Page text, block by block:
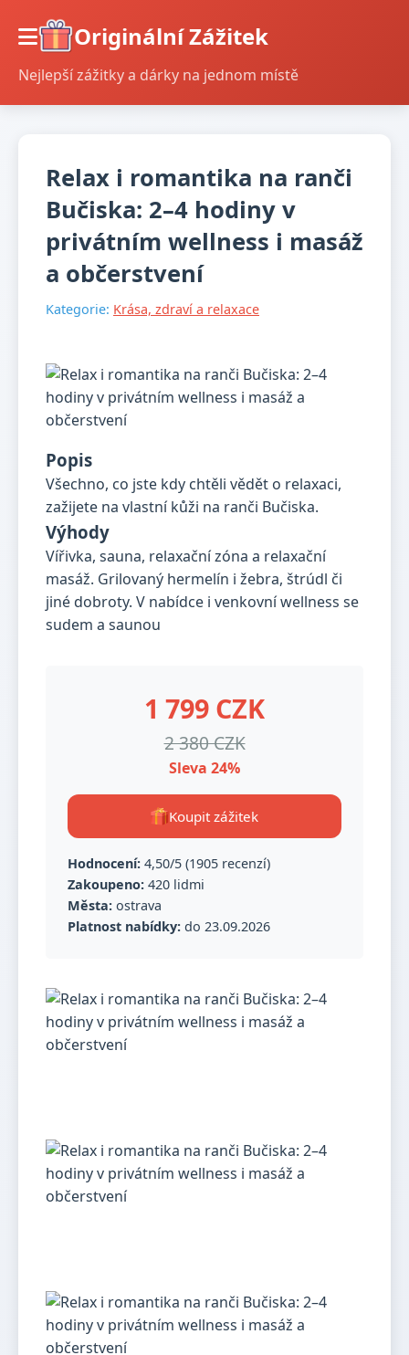
Originální Zážitek
Nejlepší zážitky a dárky na jednom místě
Relax i romantika na ranči
Bučiska: 2–4 hodiny v
privátním wellness i masáž
a občerstvení
Kategorie: Krása, zdraví a relaxace
Popis
Všechno, co jste kdy chtěli vědět o relaxaci,
zažijete na vlastní kůži na ranči Bučiska.
Výhody
Vířivka, sauna, relaxační zóna a relaxační
masáž. Grilovaný hermelín i žebra, štrúdl či
jiné dobroty. V nabídce i venkovní wellness se
sudem a saunou
1 799 CZK
2 380 CZK
Sleva 24%
Koupit zážitek
Hodnocení: 4,50/5 (1905 recenzí)
Zakoupeno: 420 lidmi
Města: ostrava
Platnost nabídky: do 23.09.2026